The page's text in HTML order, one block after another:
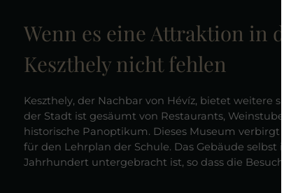
Wenn es eine Attraktion in
Keszthely nicht fehlen
Keszthely, der Nachbar von Hévíz, bietet weitere
der Stadt ist gesäumt von Restaurants,
historische Panoptikum. Dieses Museum
für den Lehrplan der Schule. Das Gebäude
Jahrhundert untergebracht ist, so dass die